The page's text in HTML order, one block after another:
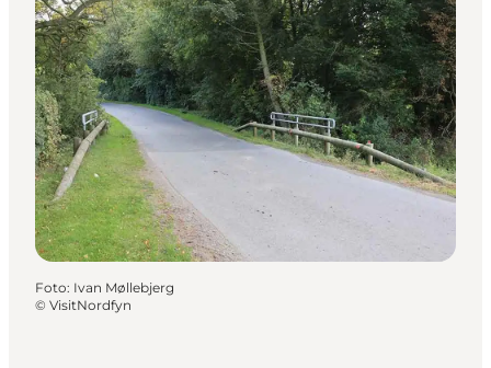
Essen & trinken
Übernachtung
Foto: Ivan Møllebjerg
© VisitNordfyn